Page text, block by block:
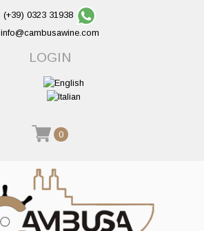
(+39) 0323 31938
info@cambusawine.com
LOGIN
0